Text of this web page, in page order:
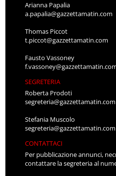
Arianna Papalia
a.papalia@gazzettamatin.com
Thomas Piccot
t.piccot@gazzettamatin.com
Fausto Vassoney
SEGRETERIA
Roberta Prodoti
segreteria@gazzettamatin.com
Stefania Muscolo
segreteria@gazzettamatin.com
CONTATTACI
Per pubblicazione annunci,
contattare la segreteria al